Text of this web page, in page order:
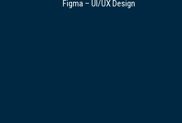
Figma – UI/UX Design